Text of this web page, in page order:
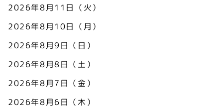
2026年8月11日（火）
2026年8月10日（月）
2026年8月9日（日）
2026年8月8日（土）
2026年8月7日（金）
2026年8月6日（木）